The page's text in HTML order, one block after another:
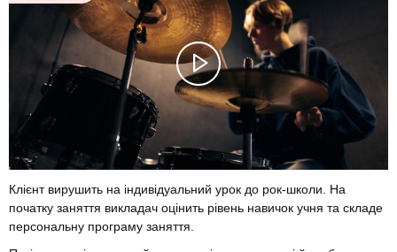
Клієнт вирушить на індивідуальний урок до рок-школи. На
початку заняття викладач оцінить рівень навичок учня та складе
персональну програму заняття.